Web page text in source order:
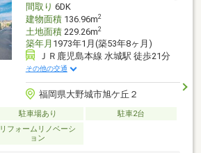
間取り 6DK
建物面積136.96m2
土地面積229.26m2
築年月 1973年1月(築53年8ヶ月)
ＪＲ鹿児島本線 水城駅 徒歩21分
その他の交通
福岡県大野城市旭ケ丘２
駐車場あり 駐車2台
リフォームリノベーシ
ョン